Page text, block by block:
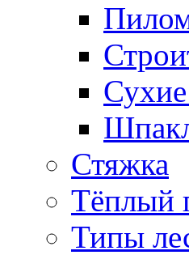
Стяжка
Тёплый
Типы